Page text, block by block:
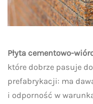
Płyta cementowo-
które dobrze pasuje
prefabrykacji: ma
i odporność w